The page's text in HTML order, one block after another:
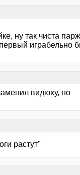
ну так чиста
играбельно
видюху, но
растут"